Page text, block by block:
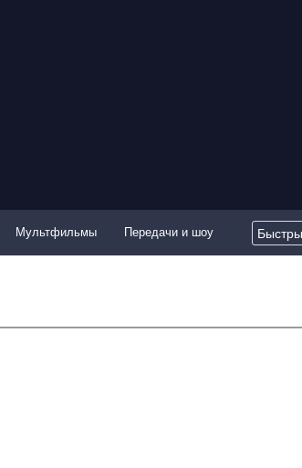
Мультфильмы Передачи и шоу